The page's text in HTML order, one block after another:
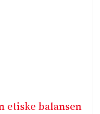
etiske balansen